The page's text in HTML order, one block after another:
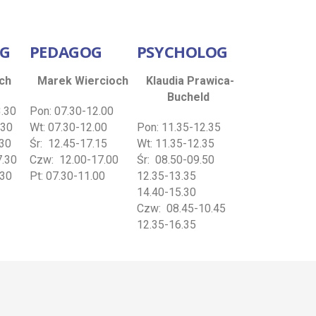
PEDAGOG
Marek Wiercioch
Pon: 07.30-12.00
Wt: 07.30-12.00
Śr: 12.45-17.15
Czw: 12.00-17.00
Pt: 07.30-11.00
PSYCHOLOG
Klaudia Prawica-
Bucheld
Pon: 11.35-12.35
Wt: 11.35-12.35
Śr: 08.50-09.50
12.35-13.35
14.40-15.30
Czw: 08.45-10.45
12.35-16.35